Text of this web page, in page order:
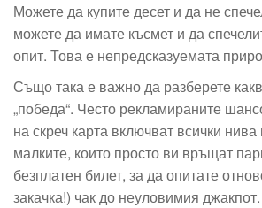
Можете да купите десет и да не
можете да имате късмет и да
опит. Това е непредсказуемата
Също така е важно да разберете
„победа“. Често рекламираните
на скреч карта включват всички
малките, които просто ви връщат
безплатен билет, за да опитате
закачка!) чак до неуловимия